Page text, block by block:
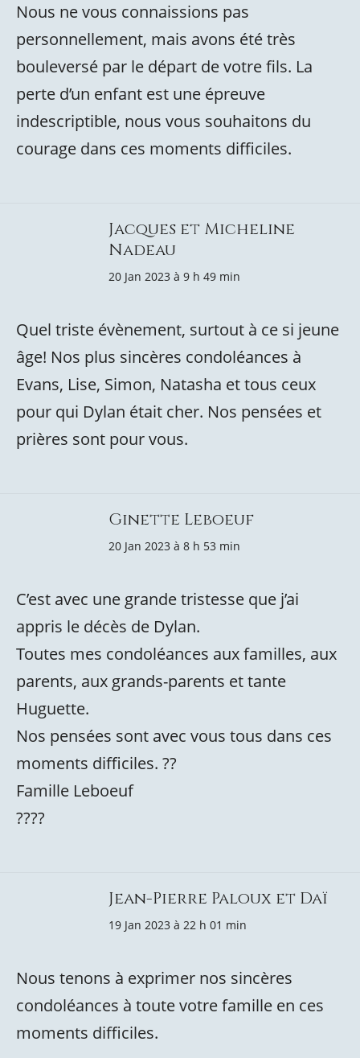
Nous ne vous connaissions pas
personnellement, mais avons été très
bouleversé par le départ de votre fils. La
perte d’un enfant est une épreuve
indescriptible, nous vous souhaitons du
courage dans ces moments difficiles.
Jacques et Micheline
Nadeau
20 Jan 2023 à 9 h 49 min
Quel triste évènement, surtout à ce si jeune
âge! Nos plus sincères condoléances à
Evans, Lise, Simon, Natasha et tous ceux
pour qui Dylan était cher. Nos pensées et
prières sont pour vous.
Ginette Leboeuf
20 Jan 2023 à 8 h 53 min
C’est avec une grande tristesse que j’ai
appris le décès de Dylan.
Toutes mes condoléances aux familles, aux
parents, aux grands-parents et tante
Huguette.
Nos pensées sont avec vous tous dans ces
moments difficiles. ??
Famille Leboeuf
????
Jean-Pierre Paloux et Daï
19 Jan 2023 à 22 h 01 min
Nous tenons à exprimer nos sincères
condoléances à toute votre famille en ces
moments difficiles.